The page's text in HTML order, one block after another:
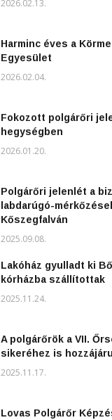
2026.02.13.
Harminc éves a
Egyesület
2026.02.04.
Fokozott polgárőri
hegységben
2026.01.20.
Polgárőri jelenlét a
labdarúgó-
Kőszegfalván
2025.09.08.
Lakóház gyulladt ki
kórházba szállítottak
2025.11.24.
A polgárőrök a VII.
sikeréhez is
2025.11.17.
Lovas Polgárőr